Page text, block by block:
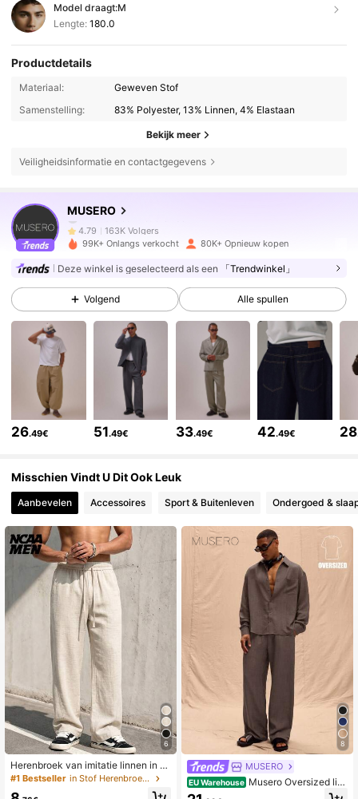
Model draagt:M
Lengte: 180.0
Productdetails
Materiaal:
Geweven Stof
Samenstelling:
83% Polyester, 13% Linnen, 4% Elastaan
Bekijk meer
Veiligheidsinformatie en contactgegevens
MUSERO
4.79 163K Volgers
163K Volgers
163K Volgers
163K Volgers
4.79
4.79 163K Volgers
4.79 163K Volgers
4.79 163K Volgers
4.79 163K Volgers
99K+ Onlangs verkocht 80K+ Opnieuw kopen
Deze winkel is geselecteerd als een 「Trendwinkel」
Volgend Alle spullen
26.49€ 51.49€ 33.49€ 42.49€ 28
Misschien Vindt U Dit Ook Leuk
Aanbevelen Accessoires Sport & Buitenleven Ondergoed &
6
Herenbroek van imitatie linnen in ef
fen kleur, casual rechte pijpen, mini
#1 Bestseller in Stof Herenbroeken
8
MUSERO
EU Warehouse Musero Oversized lin
nen broeken alleen lente zomer vak